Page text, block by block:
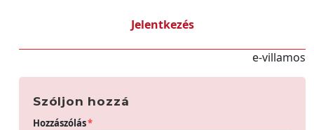
Jelentkezés
e-villamos
Szóljon hozzá
Hozzászólás*